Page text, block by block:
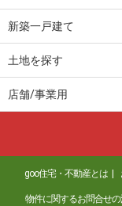
新築一戸建て
土地を探す
店舗/事業用
goo住宅・不動産とは
物件に関するお問合せの